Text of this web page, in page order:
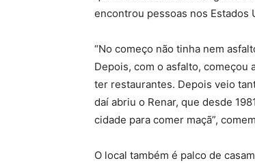
encontrou pessoas nos Estados
“No começo não tinha nem
Depois, com o asfalto,
ter restaurantes. Depois veio
daí abriu o Renar, que desde
cidade para comer maçã”,
O local também é palco de